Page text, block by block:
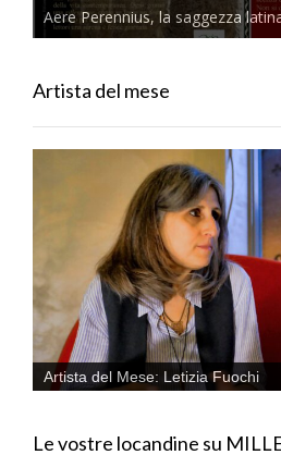
Aere Perennius, la saggezza
Artista del mese
Artista del Mese: Letizia Fuochi
Le vostre locandine su